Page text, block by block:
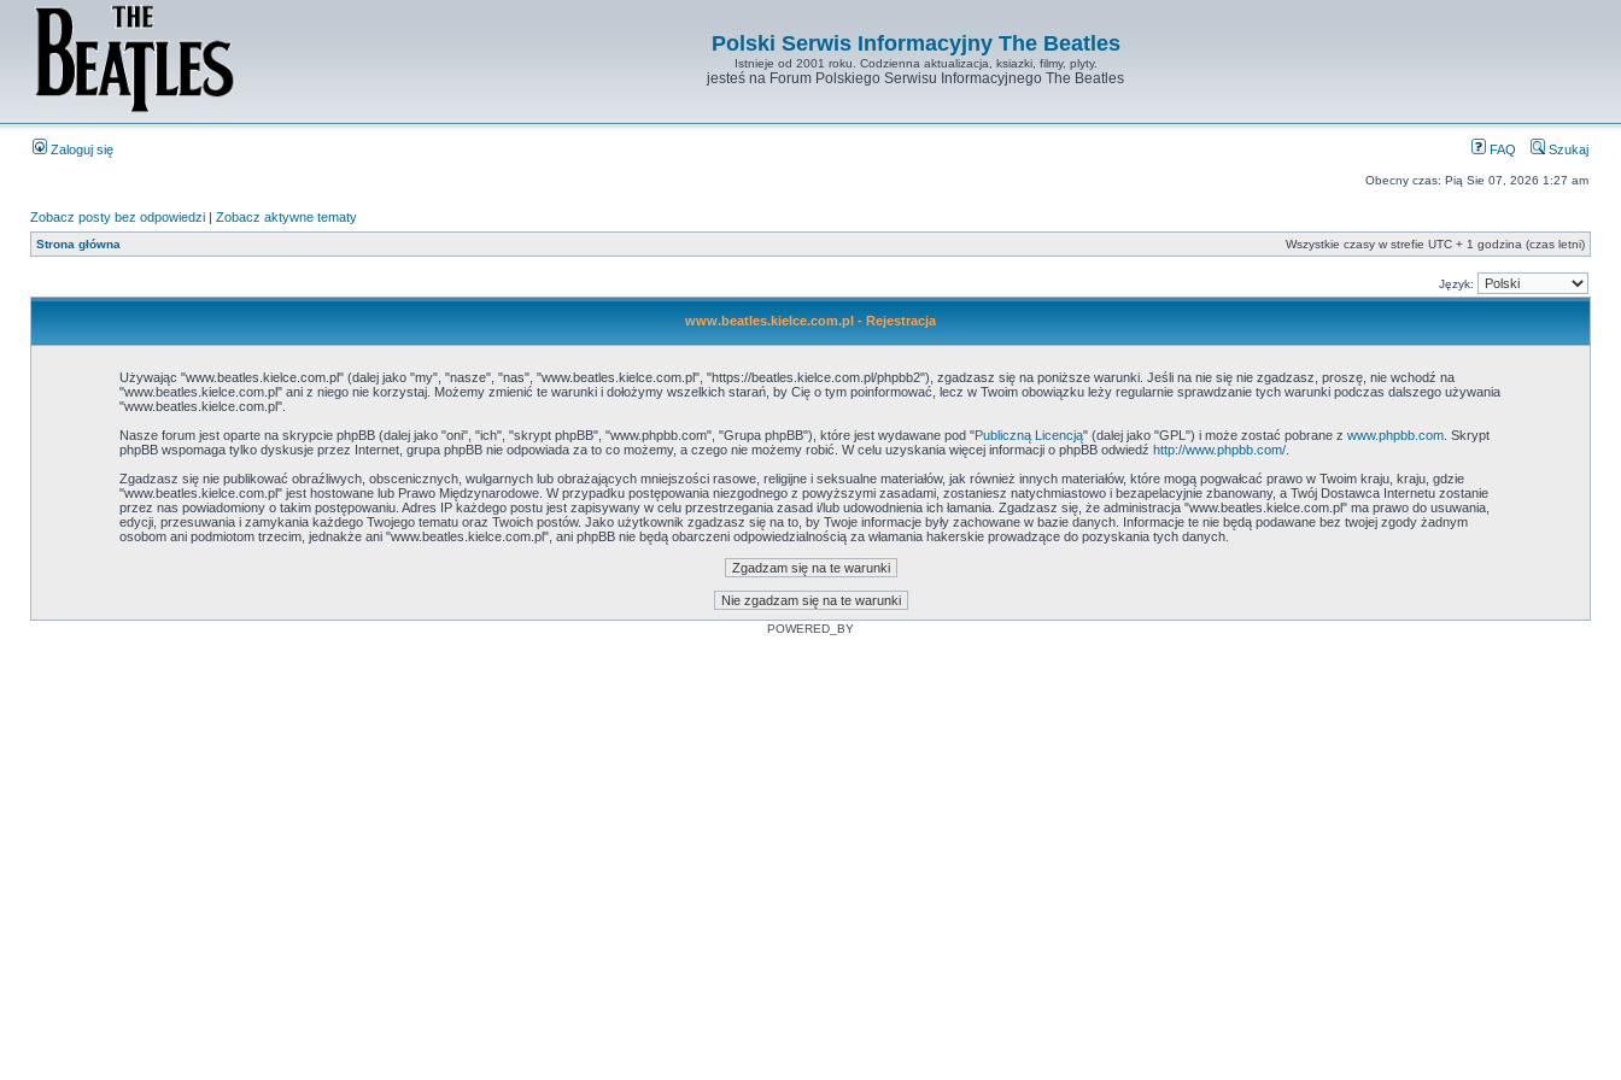
Polski Serwis Informacyjny The Beatles
Istnieje od 2001 roku. Codzienna aktualizacja, ksiazki, filmy, plyty.
jesteś na Forum Polskiego Serwisu Informacyjnego The Beatles
Zaloguj się FAQ Szukaj
Obecny czas: Pią Sie 07, 2026 1:27 am
Zobacz posty bez odpowiedzi | Zobacz aktywne tematy
Strona główna Wszystkie czasy w strefie UTC + 1 godzina (czas letni)
Język:
www.beatles.kielce.com.pl - Rejestracja
Używając "www.beatles.kielce.com.pl" (dalej jako "my", "nasze", "nas", "www.beatles.kielce.com.pl", "https://beatles.kielce.com.pl/phpbb2"), zgadzasz się na poniższe warunki. Jeśli na nie się nie zgadzasz, proszę, nie wchodź na
"www.beatles.kielce.com.pl" ani z niego nie korzystaj. Możemy zmienić te warunki i dołożymy wszelkich starań, by Cię o tym poinformować, lecz w Twoim obowiązku leży regularnie sprawdzanie tych warunki podczas dalszego używania
"www.beatles.kielce.com.pl".
Nasze forum jest oparte na skrypcie phpBB (dalej jako "oni", "ich", "skrypt phpBB", "www.phpbb.com", "Grupa phpBB"), które jest wydawane pod "Publiczną Licencją" (dalej jako "GPL") i może zostać pobrane z www.phpbb.com. Skrypt
phpBB wspomaga tylko dyskusje przez Internet, grupa phpBB nie odpowiada za to co możemy, a czego nie możemy robić. W celu uzyskania więcej informacji o phpBB odwiedź http://www.phpbb.com/.
Zgadzasz się nie publikować obraźliwych, obscenicznych, wulgarnych lub obrażających mniejszości rasowe, religijne i seksualne materiałów, jak również innych materiałów, które mogą pogwałcać prawo w Twoim kraju, kraju, gdzie
"www.beatles.kielce.com.pl" jest hostowane lub Prawo Międzynarodowe. W przypadku postępowania niezgodnego z powyższymi zasadami, zostaniesz natychmiastowo i bezapelacyjnie zbanowany, a Twój Dostawca Internetu zostanie
przez nas powiadomiony o takim postępowaniu. Adres IP każdego postu jest zapisywany w celu przestrzegania zasad i/lub udowodnienia ich łamania. Zgadzasz się, że administracja "www.beatles.kielce.com.pl" ma prawo do usuwania,
edycji, przesuwania i zamykania każdego Twojego tematu oraz Twoich postów. Jako użytkownik zgadzasz się na to, by Twoje informacje były zachowane w bazie danych. Informacje te nie będą podawane bez twojej zgody żadnym
osobom ani podmiotom trzecim, jednakże ani "www.beatles.kielce.com.pl", ani phpBB nie będą obarczeni odpowiedzialnością za włamania hakerskie prowadzące do pozyskania tych danych.
POWERED_BY